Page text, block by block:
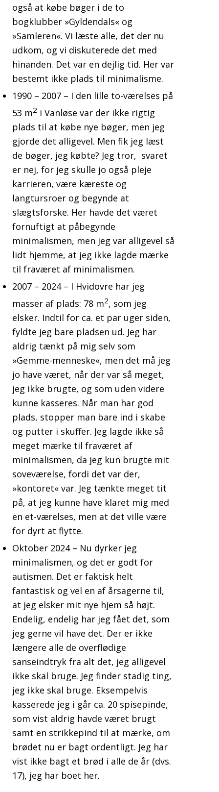
også at købe bøger i de to
bogklubber »Gyldendals« og
»Samleren«. Vi læste alle, det der nu
udkom, og vi diskuterede det med
hinanden. Det var en dejlig tid. Her var
bestemt ikke plads til minimalisme.
1990 – 2007 – I den lille to-værelses på
53 m2 i Vanløse var der ikke rigtig
plads til at købe nye bøger, men jeg
gjorde det alligevel. Men fik jeg læst
de bøger, jeg købte? Jeg tror, svaret
er nej, for jeg skulle jo også pleje
karrieren, være kæreste og
langtursroer og begynde at
slægtsforske. Her havde det været
fornuftigt at påbegynde
minimalismen, men jeg var alligevel så
lidt hjemme, at jeg ikke lagde mærke
til fraværet af minimalismen.
2007 – 2024 – I Hvidovre har jeg
masser af plads: 78 m2, som jeg
elsker. Indtil for ca. et par uger siden,
fyldte jeg bare pladsen ud. Jeg har
aldrig tænkt på mig selv som
»Gemme-menneske«, men det må jeg
jo have været, når der var så meget,
jeg ikke brugte, og som uden videre
kunne kasseres. Når man har god
plads, stopper man bare ind i skabe
og putter i skuffer. Jeg lagde ikke så
meget mærke til fraværet af
minimalismen, da jeg kun brugte mit
soveværelse, fordi det var der,
»kontoret« var. Jeg tænkte meget tit
på, at jeg kunne have klaret mig med
en et-værelses, men at det ville være
for dyrt at flytte.
Oktober 2024 – Nu dyrker jeg
minimalismen, og det er godt for
autismen. Det er faktisk helt
fantastisk og vel en af årsagerne til,
at jeg elsker mit nye hjem så højt.
Endelig, endelig har jeg fået det, som
jeg gerne vil have det. Der er ikke
længere alle de overflødige
sanseindtryk fra alt det, jeg alligevel
ikke skal bruge. Jeg finder stadig ting,
jeg ikke skal bruge. Eksempelvis
kasserede jeg i går ca. 20 spisepinde,
som vist aldrig havde været brugt
samt en strikkepind til at mærke, om
brødet nu er bagt ordentligt. Jeg har
vist ikke bagt et brød i alle de år (dvs.
17), jeg har boet her.